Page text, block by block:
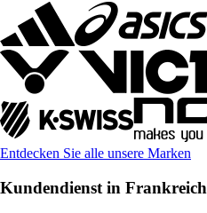
Entdecken Sie alle unsere Marken
Kundendienst in Frankreich